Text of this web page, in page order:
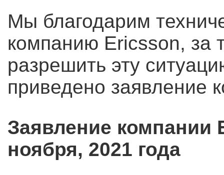
Мы благодарим
компанию Ericsson, за
разрешить эту
приведено заявление
Заявление компании
ноября, 2021 года